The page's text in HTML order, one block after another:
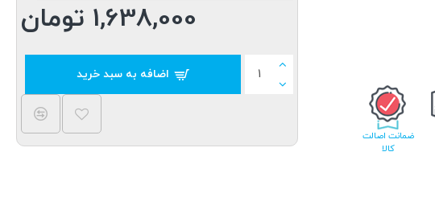
ضمانت اصالت
کالا
1,638,000 تومان
اضافه به سبد خرید